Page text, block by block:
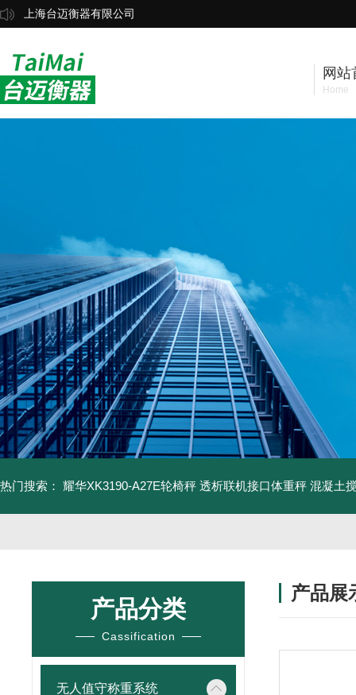
上海台迈衡器有限公司
网站
Home
热门搜索： 耀华XK3190-A27E轮椅秤 透析联机接口体重秤 混凝土
产品分类
Cassification
无人值守称重系统
产品展